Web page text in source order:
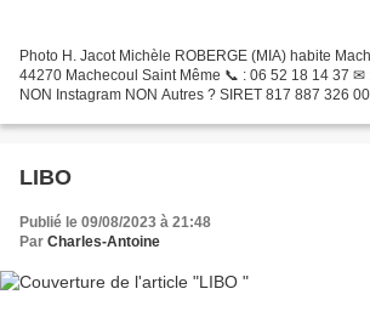
Photo H. Jacot Michèle ROBERGE (MIA) habite
44270 Machecoul Saint Même 📞 : 06 52 18 14 37 ✉
NON Instagram NON Autres ? SIRET 817 887 326
LIBO
Publié le 09/08/2023 à 21:48
Par Charles-Antoine